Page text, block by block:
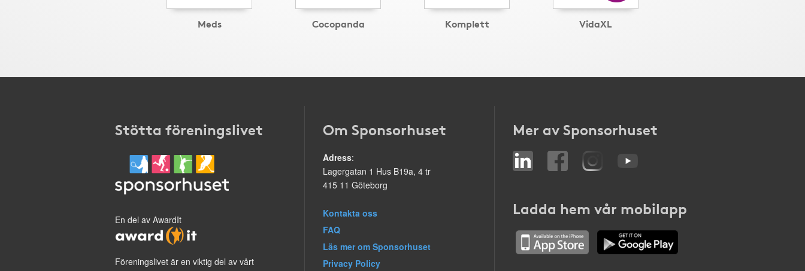
Meds Cocopanda Komplett VidaXL
Stötta föreningslivet
En del av AwardIt
Föreningslivet är en viktig del av vårt
Om Sponsorhuset
Adress:
Lagergatan 1 Hus B19a, 4 tr
415 11 Göteborg
Kontakta oss
FAQ
Läs mer om Sponsorhuset
Privacy Policy
Mer av Sponsorhuset
Ladda hem vår mobilapp